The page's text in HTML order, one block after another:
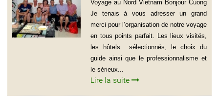
de Provelli Eric)
Voyage au Nord Vietnam Bonjour Cuong
Je tenais à vous adresser un grand
merci pour l’organisation de notre voyage
en tous points parfait. Les lieux visités,
les hôtels sélectionnés, le choix du
guide ainsi que le professionnalisme et
le sérieux...
Lire la suite